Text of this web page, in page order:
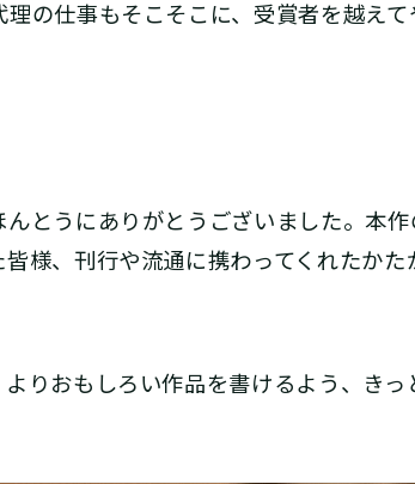
の仕事もそこそこに、受賞者を越え
とうにありがとうございました。本
様、刊行や流通に携わってくれたかた
りおもしろい作品を書けるよう、きっ